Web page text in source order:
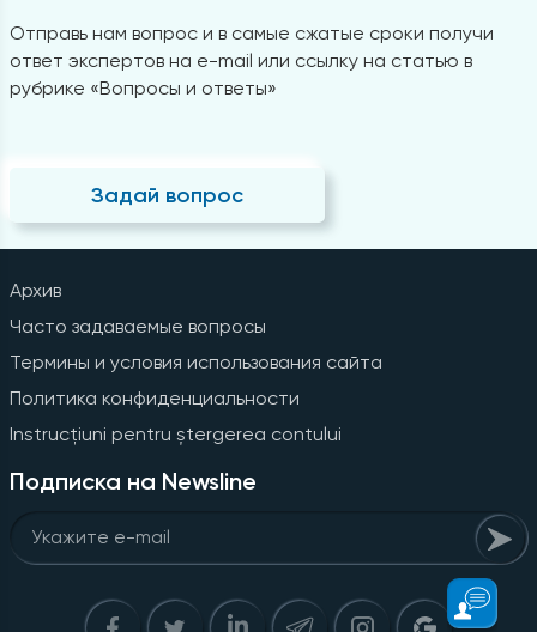
Отправь нам вопрос и в самые сжатые сроки получи
ответ экспертов на e-mail или ссылку на статью в
рубрике «Вопросы и ответы»
Задай вопрос
Архив
Часто задаваемые вопросы
Термины и условия использования сайта
Политика конфиденциальности
Instrucțiuni pentru ștergerea contului
Подписка на Newsline